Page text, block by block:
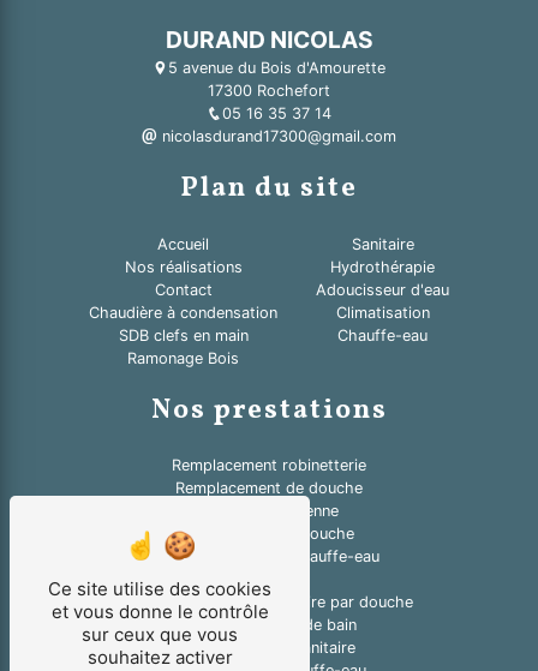
DURAND NICOLAS
5 avenue du Bois d'Amourette
17300 Rochefort
05 16 35 37 14
nicolasdurand17300@gmail.com
Plan du site
Accueil
Nos réalisations
Contact
Chaudière à condensation
SDB clefs en main
Ramonage Bois
Sanitaire
Hydrothérapie
Adoucisseur d'eau
Climatisation
Chauffe-eau
Nos prestations
Remplacement robinetterie
Remplacement de douche
Douche à l'italienne
Pose cabine de douche
Remplacement de chauffe-eau
Plombier
Remplacement de baignoire par douche
Rénovation salle de bain
Remplacement sanitaire
Ce site utilise des cookies
et vous donne le contrôle
sur ceux que vous
souhaitez activer